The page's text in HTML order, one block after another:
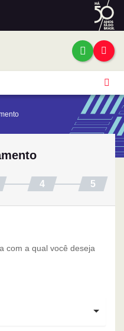
com a qual você deseja